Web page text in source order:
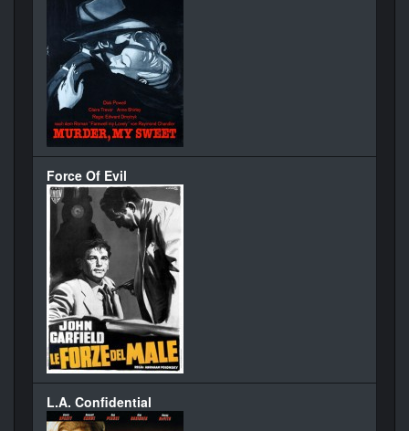
Force Of Evil
L.A. Confidential